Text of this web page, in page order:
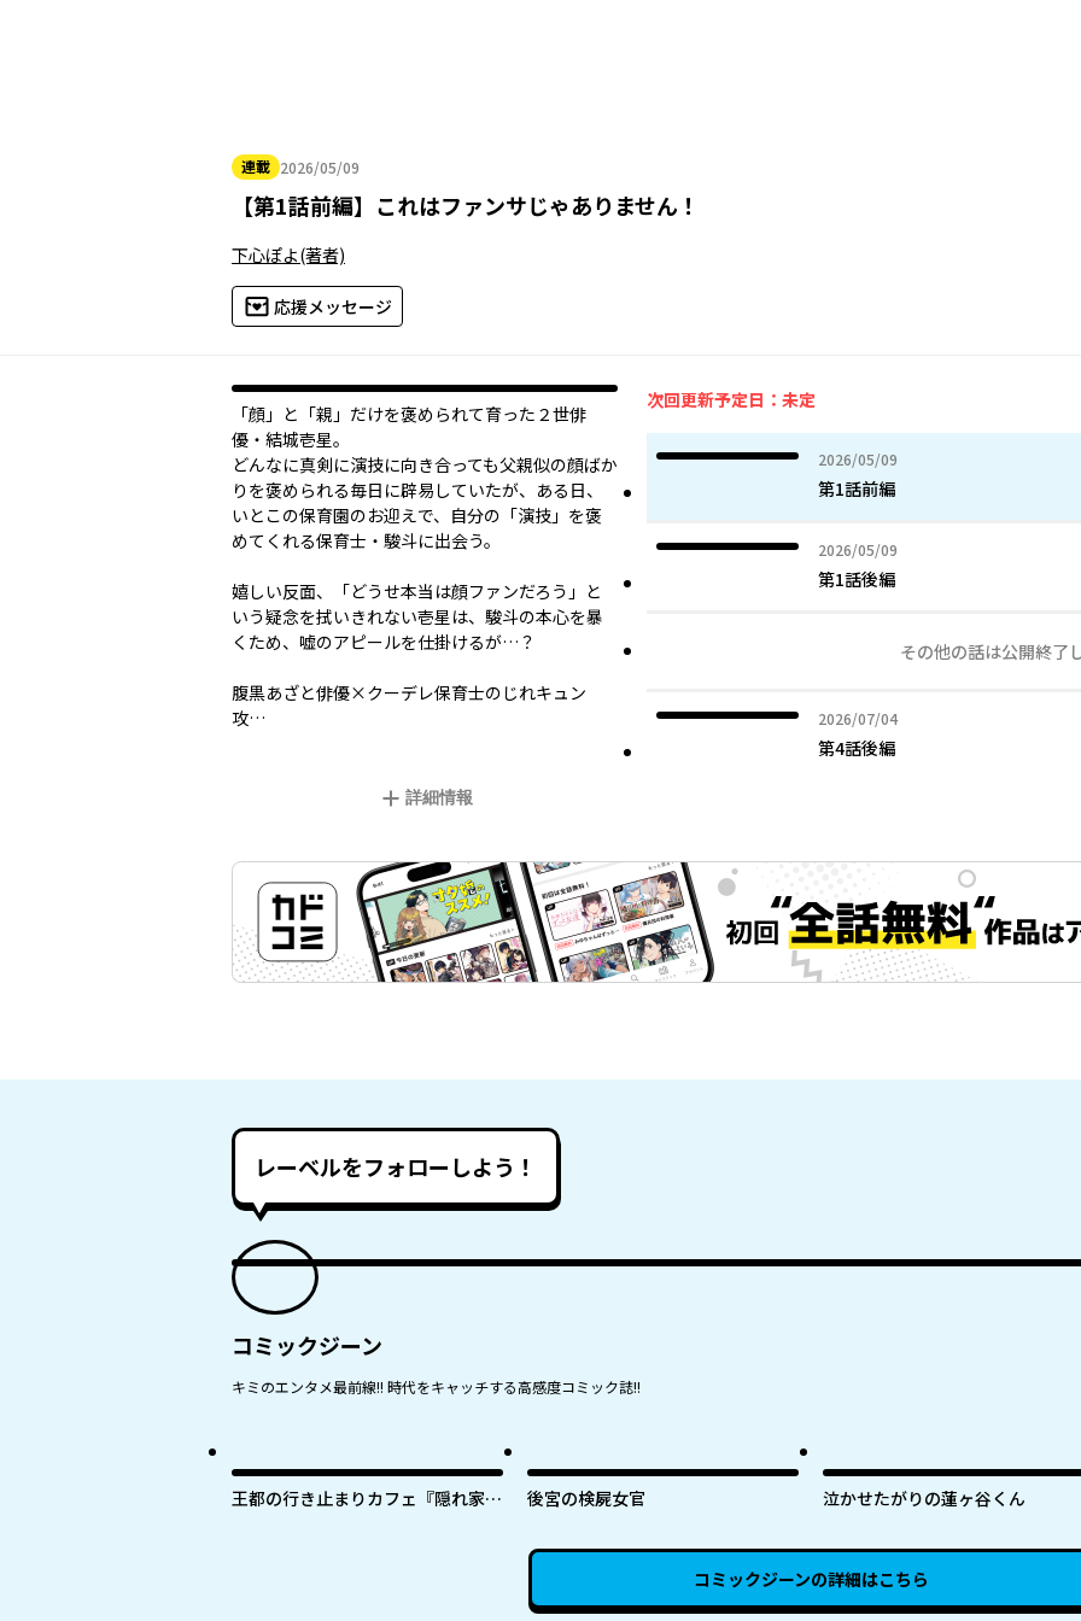
連載 2026/05/09
2026年05月09日
【第1話前編】 これはファンサじゃありません！
下心ぽよ(著者)
応援メッセージ
「顔」と「親」だけを褒められて育った２世俳
優・結城壱星。
どんなに真剣に演技に向き合っても父親似の顔ばか
りを褒められる毎日に辟易していたが、ある日、
いとこの保育園のお迎えで、自分の「演技」を褒
めてくれる保育士・駿斗に出会う。
嬉しい反面、「どうせ本当は顔ファンだろう」と
いう疑念を拭いきれない壱星は、駿斗の本心を暴
くため、嘘のアピールを仕掛けるが…？
腹黒あざと俳優×クーデレ保育士のじれキュン
攻…
詳細情報
次回更新予定日：未定
2026/05/09
2026年05月09日
第1話前編
2026/05/09
2026年05月09日
第1話後編
その他の話は公開終了
2026/07/04
2026年07月04日
第4話後編
レーベルをフォローしよう！
コミックジーン
キミのエンタメ最前線!! 時代をキャッチする高感度コミック誌!!
王都の行き止まりカフェ『隠れ家』
後宮の検屍女官 泣かせたがりの蓮ヶ谷くん
コミックジーンの詳細はこちら